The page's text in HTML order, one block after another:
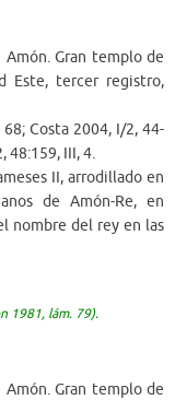
Amón. Gran templo de
Este, tercer registro,
Costa 2004, I/2, 44-
48:159, III, 4.
II, arrodillado en
de Amón-Re, en
nombre del rey en las
1981, lám. 79).
Amón. Gran templo de